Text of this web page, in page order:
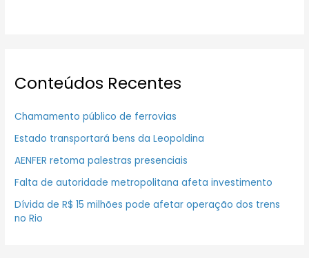
Conteúdos Recentes
Chamamento público de ferrovias
Estado transportará bens da Leopoldina
AENFER retoma palestras presenciais
Falta de autoridade metropolitana afeta investimento
Dívida de R$ 15 milhões pode afetar operação dos trens
no Rio